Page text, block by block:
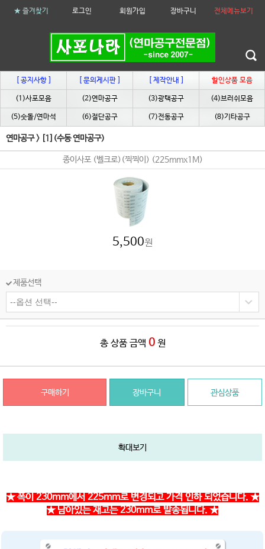
★ 즐겨찾기 로그인 회원가입 장바구니 전체메뉴보기
[ 공지사항 ] [ 문의게시판 ] [ 제작안내 ] 할인상품 모음
(1)사포모음 (2)연마공구 (3)광택공구 (4)브러쉬모음
(5)숫돌/연마석 (6)절단공구 (7)전동공구 (8)기타공구
연마공구> [1](수동 연마공구)
종이사포 (벨크로)(찍찍이) (225mmx1M)
5,500원
제품선택
총 상품 금액 0 원
구매하기 장바구니 관심상품
확대보기
★ 폭이 230mm에서 225mm로 변경되고 가격 인하 되었습니다. ★
★ 남아있는 재고는 230mm로 발송됩니다. ★